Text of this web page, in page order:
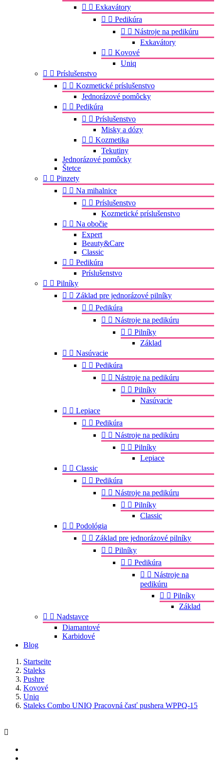
  Exkavátory
  Pedikúra
  Nástroje na pedikúru
Exkavátory
  Kovové
Uniq
  Príslušenstvo
  Kozmetické príslušenstvo
Jednorázové pomôcky
  Pedikúra
  Príslušenstvo
Misky a dózy
  Kozmetika
Tekutiny
Jednorázové pomôcky
Štetce
  Pinzety
  Na mihalnice
  Príslušenstvo
Kozmetické príslušenstvo
  Na obočie
Expert
Beauty&Care
Classic
  Pedikúra
Príslušenstvo
  Pilníky
  Základ pre jednorázové pilníky
  Pedikúra
  Nástroje na pedikúru
  Pilníky
Základ
  Nasúvacie
  Pedikúra
  Nástroje na pedikúru
  Pilníky
Nasúvacie
  Lepiace
  Pedikúra
  Nástroje na pedikúru
  Pilníky
Lepiace
  Classic
  Pedikúra
  Nástroje na pedikúru
  Pilníky
Classic
  Podológia
  Základ pre jednorázové pilníky
  Pilníky
  Pedikúra
  Nástroje na
pedikúru
  Pilníky
Základ
  Nadstavce
Diamantové
Karbidové
Blog
Startseite
Staleks
Pushre
Kovové
Uniq
Staleks Combo UNIQ Pracovná časť pushera WPPQ-15
